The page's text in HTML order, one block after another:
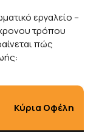
εργαλείο –
τρόπου
πώς
Κύρια Οφέλη